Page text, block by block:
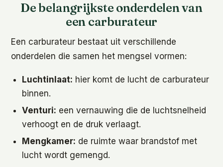
De belangrijkste onderdelen van
een carburateur
Een carburateur bestaat uit verschillende
onderdelen die samen het mengsel vormen:
Luchtinlaat: hier komt de lucht de carburateur
binnen.
Venturi: een vernauwing die de luchtsnelheid
verhoogt en de druk verlaagt.
Mengkamer: de ruimte waar brandstof met
lucht wordt gemengd.